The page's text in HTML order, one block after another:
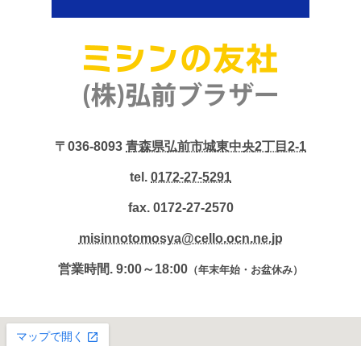
〒036-8093 青森県弘前市城東中央2丁目2-1
tel. 0172-27-5291
fax. 0172-27-2570
misinnotomosya@cello.ocn.ne.jp
営業時間. 9:00～18:00 （年末年始・お盆休み）